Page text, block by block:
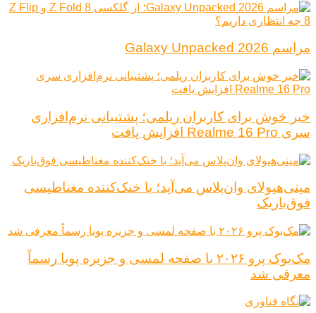
مراسم Galaxy Unpacked 2026
خبر خوش برای کاربران ریلمی؛ پشتیبانی نرم‌افزاری
سری Realme 16 Pro افزایش یافت
مینی‌هیولای وان‌پلاس می‌آید؛ با خنک‌کننده مغناطیسی
فوق‌باریک
مک‌بوک پرو ۲۰۲۶ با صفحه لمسی و جزیره پویا رسماً
معرفی شد